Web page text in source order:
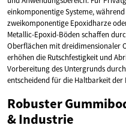
einkomponentige Systeme,
zweikomponentige Epoxidharze
Metallic-Epoxid-Böden schaffen
Oberflächen mit dreidimensionaler
erhöhen die Rutschfestigkeit und
Vorbereitung des Untergrunds
entscheidend für die Haltbarkeit der
Robuster
& Industrie